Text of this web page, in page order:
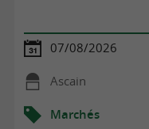
07/08/2026
Ascain
Marchés